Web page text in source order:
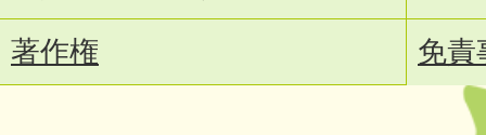
著作権
免責